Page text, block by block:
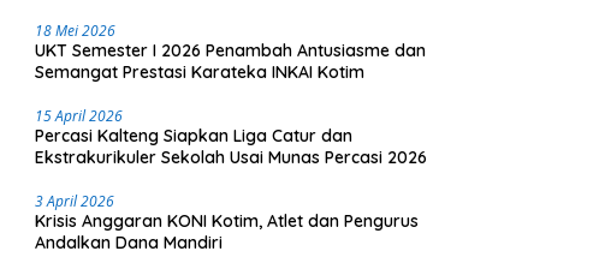
18 Mei 2026
UKT Semester I 2026 Penambah Antusiasme dan
Semangat Prestasi Karateka INKAI Kotim
15 April 2026
Percasi Kalteng Siapkan Liga Catur dan
Ekstrakurikuler Sekolah Usai Munas Percasi 2026
3 April 2026
Krisis Anggaran KONI Kotim, Atlet dan Pengurus
Andalkan Dana Mandiri